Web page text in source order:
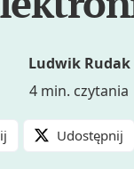
Ludwik Rudak
4 min. czytania
Udostępnij